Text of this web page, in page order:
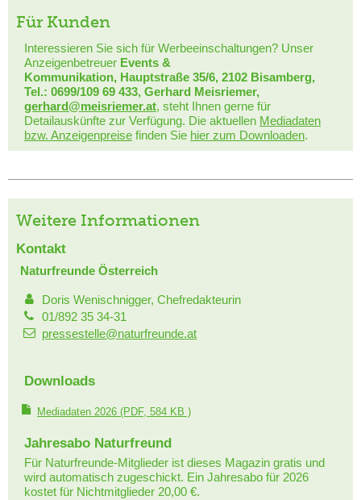
Für Kunden
Interessieren Sie sich für Werbeeinschaltungen? Unser
Anzeigenbetreuer Events &
Kommunikation, Hauptstraße 35/6, 2102 Bisamberg,
Tel.: 0699/109 69 433, Gerhard Meisriemer,
gerhard@meisriemer.at, steht Ihnen gerne für
Detailauskünfte zur Verfügung. Die aktuellen Mediadaten
bzw. Anzeigenpreise finden Sie hier zum Downloaden.
Weitere Informationen
Kontakt
Naturfreunde Österreich
Doris Wenischnigger, Chefredakteurin
01/892 35 34-31
pressestelle@naturfreunde.at
Downloads
Mediadaten 2026 (PDF, 584 KB )
Jahresabo Naturfreund
Für Naturfreunde-Mitglieder ist dieses Magazin gratis und
wird automatisch zugeschickt. Ein Jahresabo für 2026
kostet für Nichtmitglieder 20,00 €.